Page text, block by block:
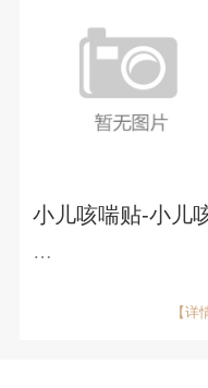
小儿咳喘贴-小儿
…
【详